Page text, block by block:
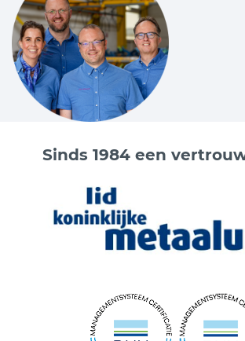
veiligheidsvoorschriften blijft voldoen
van uw medewerkers snel
Sinds 1984 een